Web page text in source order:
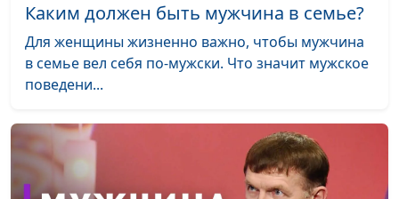
абьюзера?
Александр Сахаров,
священнослужитель,
психолог,
взаимоотношениям
Мама и папа в жизни
девочки
Анна Богатская,
Ольга Лебедева,
Каким должен быть мужчина в семье?
Для женщины жизненно важно, чтобы мужчина
в семье вел себя по-мужски. Что значит мужское
поведени...